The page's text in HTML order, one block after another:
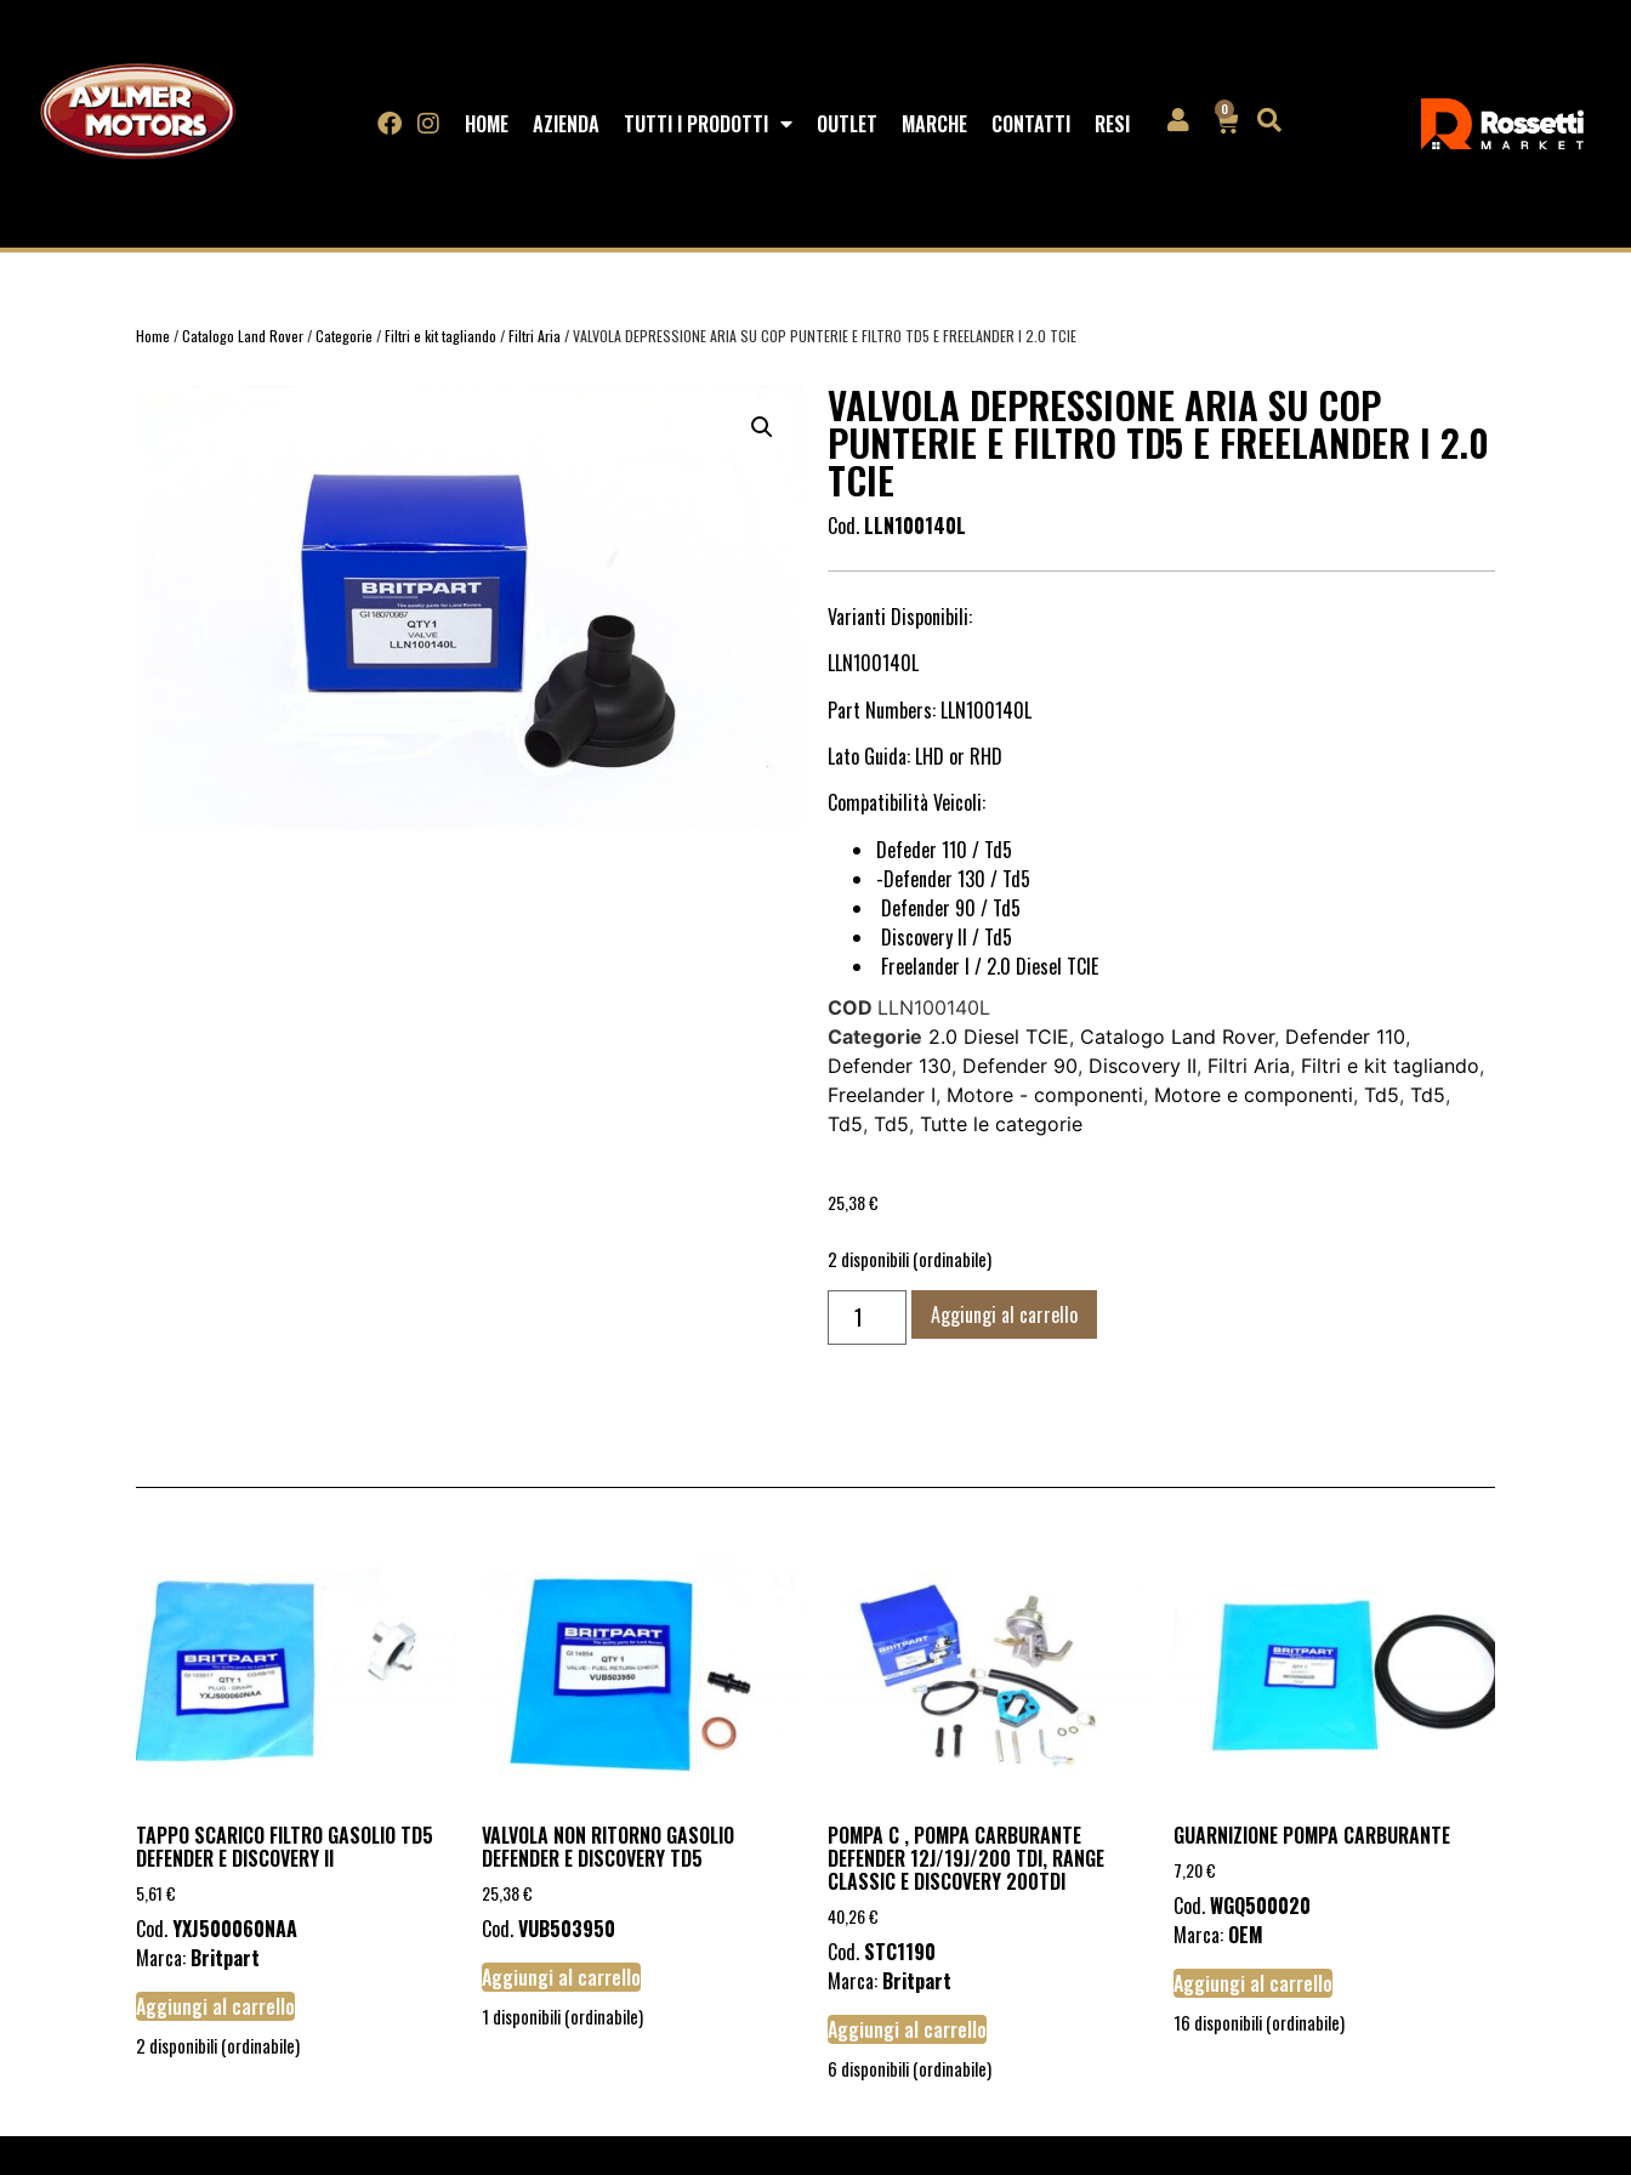
HOME AZIENDA TUTTI I PRODOTTI OUTLET MARCHE CONTATTI RESI 0
Home /Catalogo Land Rover/Categorie /Filtri e kit tagliando /Filtri Aria / VALVOLA DEPRESSIONE ARIA SU COP PUNTERIE E FILTRO TD5 E FREELANDER I 2.0 TCIE
VALVOLA DEPRESSIONE ARIA SU COP
PUNTERIE E FILTRO TD5 E FREELANDER I 2.0
TCIE
Cod. LLN100140L
Varianti Disponibili:
LLN100140L
Part Numbers: LLN100140L
Lato Guida: LHD or RHD
Compatibilità Veicoli:
Defeder 110 / Td5
-Defender 130 / Td5
Defender 90 / Td5
Discovery II / Td5
Freelander I / 2.0 Diesel TCIE
COD LLN100140L
Categorie 2.0 Diesel TCIE, Catalogo Land Rover, Defender 110,
Defender 130, Defender 90, Discovery II, Filtri Aria, Filtri e kit tagliando,
Freelander I, Motore - componenti, Motore e componenti, Td5, Td5,
Td5, Td5, Tutte le categorie
25,38€
2 disponibili (ordinabile)
Aggiungi al carrello
TAPPO SCARICO FILTRO GASOLIO TD5
DEFENDER E DISCOVERY II
5,61€
Cod.YXJ500060NAA
Marca: Britpart
Aggiungi al carrello
2 disponibili (ordinabile)
VALVOLA NON RITORNO GASOLIO
DEFENDER E DISCOVERY TD5
25,38€
Cod.VUB503950
Aggiungi al carrello
1 disponibili (ordinabile)
POMPA C , POMPA CARBURANTE
DEFENDER 12J/19J/200 TDI, RANGE
CLASSIC E DISCOVERY 200TDI
40,26€
Cod. STC1190
Marca: Britpart
Aggiungi al carrello
6 disponibili (ordinabile)
GUARNIZIONE POMPA CARBURANTE
7,20€
Cod.WGQ500020
Marca: OEM
Aggiungi al carrello
16 disponibili (ordinabile)